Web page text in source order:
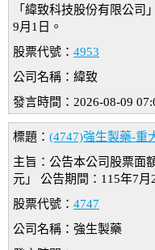
「緯致科技股份有限公司
9月1日。
股票代號： 4953
公司名稱：緯致
發言時間：2026-08-09
標題： (4747)強生製藥-重
主旨：公告本公司股票面
元」 公告期間：115年7月
股票代號： 4747
公司名稱：強生製藥